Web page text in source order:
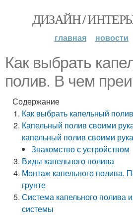
ДИЗАЙН /
главная новости
Как выбрать
полив. В чем
Содержание
Как выбрать капельный
Капельный полив своими
капельный полив своими
Знакомство с устройством
Виды капельного полива
Монтаж капельного полива.
грунте
Система капельного полива
системы